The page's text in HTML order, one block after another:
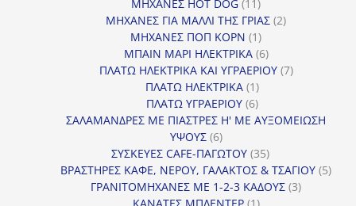
ΜΗΧΑΝΕΣ HOT DOG 11
προϊόντα
ΜΗΧΑΝΕΣ ΓΙΑ ΜΑΛΛΙ ΤΗΣ ΓΡΙΑΣ 22
ΜΗΧΑΝΕΣ ΠΟΠ ΚΟΡΝ 11
προϊόν
ΜΠΑΙΝ ΜΑΡΙ ΗΛΕΚΤΡΙΚΑ 66
προϊόντα
ΠΛΑΤΩ ΗΛΕΚΤΡΙΚΑ ΚΑΙ ΥΓΡΑΕΡΙΟΥ 77
ΠΛΑΤΩ ΗΛΕΚΤΡΙΚΑ 11
προϊόν
ΠΛΑΤΩ ΥΓΡΑΕΡΙΟΥ 66
προϊόντα
ΣΑΛΑΜΑΝΔΡΕΣ ΜΕ ΠΙΑΣΤΡΕΣ Η' ΜΕ ΑΥΞΟΜΕΙΩΣΗ
ΥΨΟΥΣ 66
προϊόντα
ΣΥΣΚΕΥΕΣ CAFE-ΠΑΓΩΤΟΥ 3535
προϊόντα
ΒΡΑΣΤΗΡΕΣ ΚΑΦΕ, ΝΕΡΟΥ, ΓΑΛΑΚΤΟΣ & ΤΣΑΓΙΟΥ 55
ΓΡΑΝΙΤΟΜΗΧΑΝΕΣ ΜΕ 1-2-3 ΚΑΔΟΥΣ 33
1